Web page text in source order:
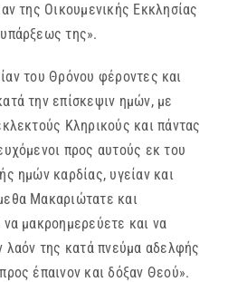
της Οικουμενικής Εκκλησίας
της».
του Θρόνου φέροντες και
την επίσκεψιν ημών, με
Κληρικούς και πάντας
προς αυτούς εκ του
ημών καρδίας, υγείαν και
Μακαριώτατε και
μακροημερεύετε και να
λαόν της κατά πνεύμα αδελφής
έπαινον και δόξαν Θεού».